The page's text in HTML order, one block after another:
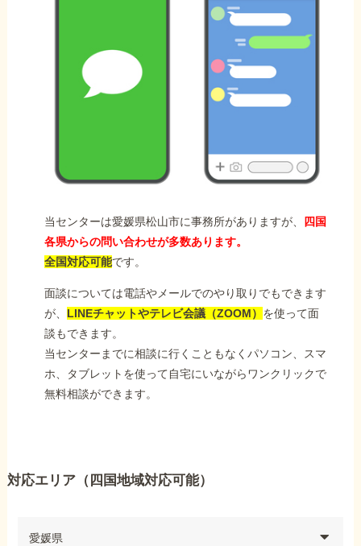
当センターは愛媛県松山市に事務所がありますが、
四国
各県からの問い合わせが多数あります。
全国対応可能です。
面談については電話やメールでのやり取りでもできます
が、 LINEチャットやテレビ会議（ZOOM） を使って面
談もできます。
当センターまでに相談に行くこともなくパソコン、スマ
ホ、タブレットを使って自宅にいながらワンクリックで
無料相談ができます。
対応エリア（四国地域対応可能）
愛媛県